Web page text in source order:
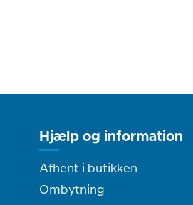
Hjælp og information
Afhent i butikken
Ombytning